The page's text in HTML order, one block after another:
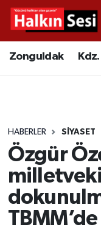
Zonguldak
HABERLER SİYASET
Özgür
TBMM’de
Video
Çaycuma
Alaplı
Asayiş
Merkez Hava
Tüm
Son Dakika